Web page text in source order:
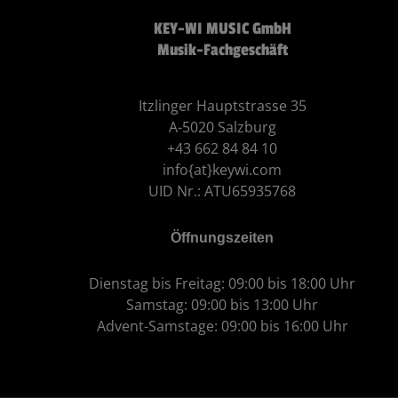
KEY-WI MUSIC GmbH
Musik-Fachgeschäft
Itzlinger Hauptstrasse 35
A-5020 Salzburg
+43 662 84 84 10
info{at}keywi.com
UID Nr.: ATU65935768
Öffnungszeiten
Dienstag bis Freitag: 09:00 bis 18:00 Uhr
Samstag: 09:00 bis 13:00 Uhr
Advent-Samstage: 09:00 bis 16:00 Uhr